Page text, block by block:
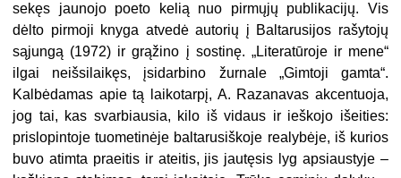
sekęs jaunojo poeto kelią nuo pirmųjų publikacijų. Vis
dėlto pirmoji knyga atvedė autorių į Baltarusijos rašytojų
sąjungą (1972) ir grąžino į sostinę. „Literatūroje ir mene“
ilgai neišsilaikęs, įsidarbino žurnale „Gimtoji gamta“.
Kalbėdamas apie tą laikotarpį, A. Razanavas akcentuoja,
jog tai, kas svarbiausia, kilo iš vidaus ir ieškojo išeities:
prislopintoje tuometinėje baltarusiškoje realybėje, iš kurios
buvo atimta praeitis ir ateitis, jis jautęsis lyg apsiaustyje –